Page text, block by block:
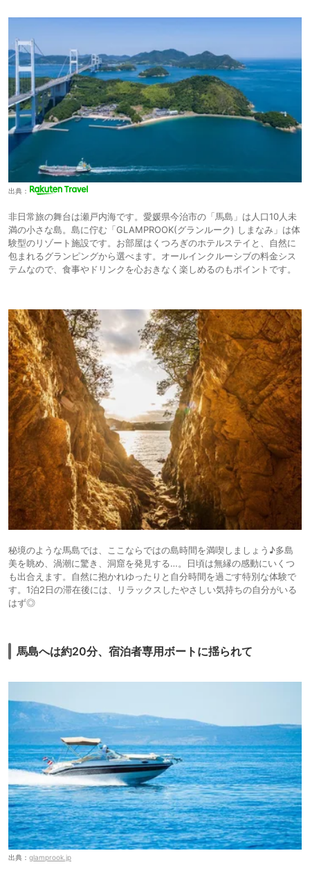
出典：
非日常旅の舞台は瀬戸内海です。愛媛県今治市の「馬島」は人口10人未
満の小さな島。島に佇む「GLAMPROOK(グランルーク) しまなみ」は体
験型のリゾート施設です。お部屋はくつろぎのホテルステイと、自然に
包まれるグランピングから選べます。オールインクルーシブの料金シス
テムなので、食事やドリンクを心おきなく楽しめるのもポイントです。
秘境のような馬島では、ここならではの島時間を満喫しましょう♪多島
美を眺め、渦潮に驚き、洞窟を発見する…。日頃は無縁の感動にいくつ
も出合えます。自然に抱かれゆったりと自分時間を過ごす特別な体験で
す。1泊2日の滞在後には、リラックスしたやさしい気持ちの自分がいる
はず◎
馬島へは約20分、宿泊者専用ボートに揺られて
出典： glamprook.jp